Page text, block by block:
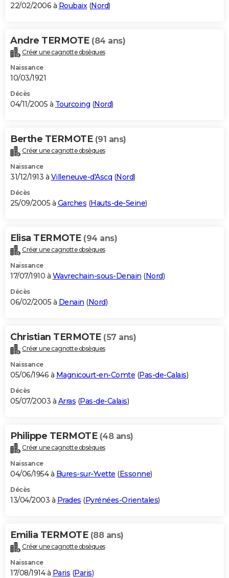
22/02/2006 à Roubaix (Nord)
Andre TERMOTE (84 ans)
Créer une cagnotte obsèques
Naissance
10/03/1921
Décès
04/11/2005 à Tourcoing (Nord)
Berthe TERMOTE (91 ans)
Créer une cagnotte obsèques
Naissance
31/12/1913 à Villeneuve-d'Ascq (Nord)
Décès
25/09/2005 à Garches (Hauts-de-Seine)
Elisa TERMOTE (94 ans)
Créer une cagnotte obsèques
Naissance
17/07/1910 à Wavrechain-sous-Denain (Nord)
Décès
06/02/2005 à Denain (Nord)
Christian TERMOTE (57 ans)
Créer une cagnotte obsèques
Naissance
05/06/1946 à Magnicourt-en-Comte (Pas-de-Calais)
Décès
05/07/2003 à Arras (Pas-de-Calais)
Philippe TERMOTE (48 ans)
Créer une cagnotte obsèques
Naissance
04/06/1954 à Bures-sur-Yvette (Essonne)
Décès
13/04/2003 à Prades (Pyrénées-Orientales)
Emilia TERMOTE (88 ans)
Créer une cagnotte obsèques
Naissance
17/08/1914 à Paris (Paris)